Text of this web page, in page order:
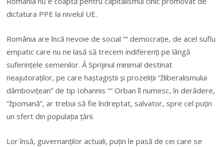
dictatura PPE la nivelul UE.
România are încă nevoie de social ““ democrație, de acel suflu
empatic care nu ne lasă să trecem indiferenți pe lângă
suferințele semenilor. Â Sprijinul minimal destinat
neajutoraților, pe care haștagiștii și prozeliții “žliberalismului
dâmbovițean” de tip Iohannis ““ Orban îl numesc, în derâdere,
“žpomană”, ar trebui să fie îndreptat, salvator, spre cel puțin
un sfert din populația țării.
Lor însă, guvernanților actuali, puțin le pasă de cei care se